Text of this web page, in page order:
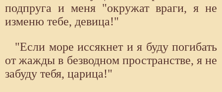
подпруга и меня "окружат враги, я не
изменю тебе, девица!"
"Если море иссякнет и я буду погибать
от жажды в безводном пространстве, я не
забуду тебя, царица!"